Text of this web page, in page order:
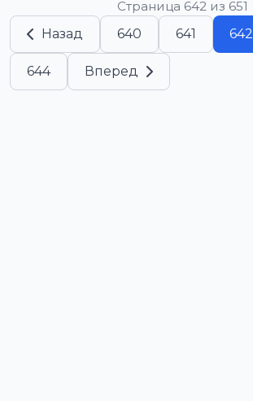
Страница 642 из 651
Назад
640 641 642
644 Вперед